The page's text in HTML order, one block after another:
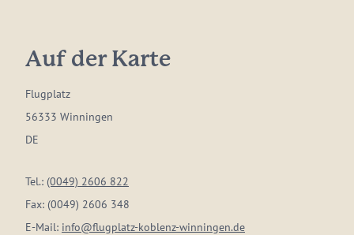
Auf der Karte
Flugplatz
56333 Winningen
DE
Tel.: (0049) 2606 822
Fax: (0049) 2606 348
E-Mail: info@flugplatz-koblenz-winningen.de